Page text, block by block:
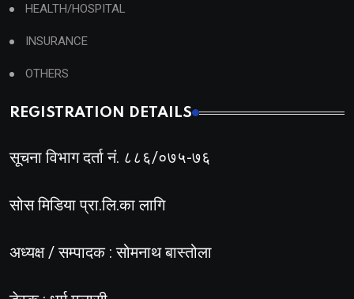
HEALTH/HOSPITAL
INSURANCE
OTHERS
REGISTRATION DETAILS
सूचना विभाग दर्ता नं. ८८६/०७५-७६
सोस मिडिया प्रा.लि.का लागि
अध्यक्ष / सम्पादक : सोमनाथ बास्तोला